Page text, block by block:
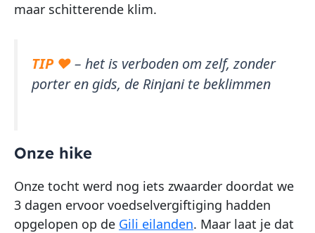
maar schitterende klim.
TIP ♥– het is verboden om zelf, zonder
porter en gids, de Rinjani te beklimmen
Onze hike
Onze tocht werd nog iets zwaarder doordat we
3 dagen ervoor voedselvergiftiging hadden
opgelopen op de Gili eilanden. Maar laat je dat